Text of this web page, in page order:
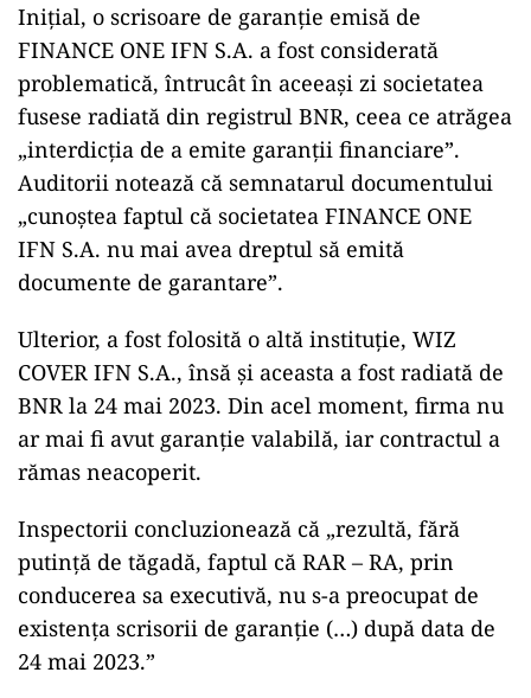
Inițial, o scrisoare de garanție emisă de
FINANCE ONE IFN S.A. a fost considerată
problematică, întrucât în aceeași zi societatea
fusese radiată din registrul BNR, ceea ce atrăgea
„interdicţia de a emite garanţii financiare”.
Auditorii notează că semnatarul documentului
„cunoştea faptul că societatea FINANCE ONE
IFN S.A. nu mai avea dreptul să emită
documente de garantare”.
Ulterior, a fost folosită o altă instituție, WIZ
COVER IFN S.A., însă și aceasta a fost radiată de
BNR la 24 mai 2023. Din acel moment, firma nu
ar mai fi avut garanție valabilă, iar contractul a
rămas neacoperit.
Inspectorii concluzionează că „rezultă, fără
putinţă de tăgadă, faptul că RAR – RA, prin
conducerea sa executivă, nu s-a preocupat de
existenţa scrisorii de garanţie (…) după data de
24 mai 2023.”